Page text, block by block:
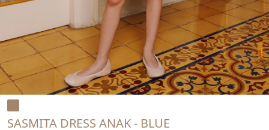
SASMITA DRESS ANAK - BLUE